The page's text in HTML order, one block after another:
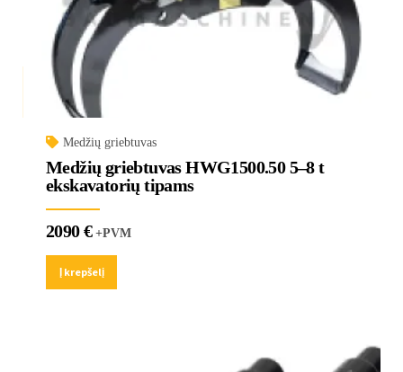
Medžių griebtuvas
Medžių griebtuvas HWG1500.50 5–8 t
ekskavatorių tipams
2090€+PVM
Į krepšelį